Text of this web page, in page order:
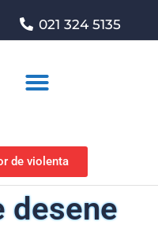
021 324 5135
de violenta
desene